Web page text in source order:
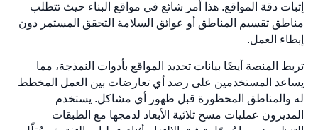
إثبات دقة المواقع. هذا أمر شائع في مواقع البناء حيث تتطلب
مناطق تقسيم المناطق أو عوائق السلامة التحقق المستمر دون
إبطاء العمل.
تربط المنصة أيضًا بيانات تحديد المواقع بأدوات النمذجة، مما
يساعد المستخدمين على رصد أي تعارضات بين العمل المخطط
له والمناطق المحظورة قبل ظهور أي مشاكل. يستخدم
المديرون عمليات مسح ثلاثية الأبعاد لدمجها مع الطبقات